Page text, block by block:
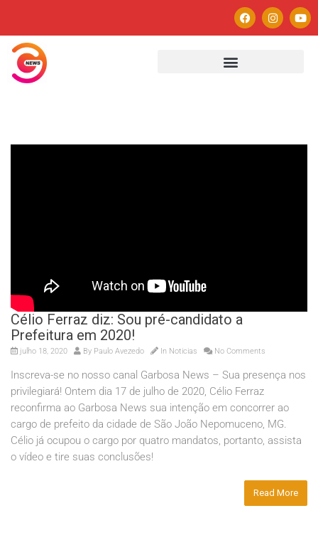
Célio Ferraz diz: Sou pré-candidato a
Prefeitura em 2020!
julho 18, 2020 By Paulo Avezedo In Noticias No Comments
Inscreva-se no nosso canal Garbosa News – Sua presença nos
privilegiará! Ontem dia 17 de julho de 2020, Célio Ferraz
reconfirma ao Garbosa News sua intenção em concorrer ao
cargo de prefeito da cidade de São João Nepomuceno, MG.
Célio já ocupou o cargo por quatro mandatos, portanto, assista
o vídeo e tire suas conclusões!
Read More